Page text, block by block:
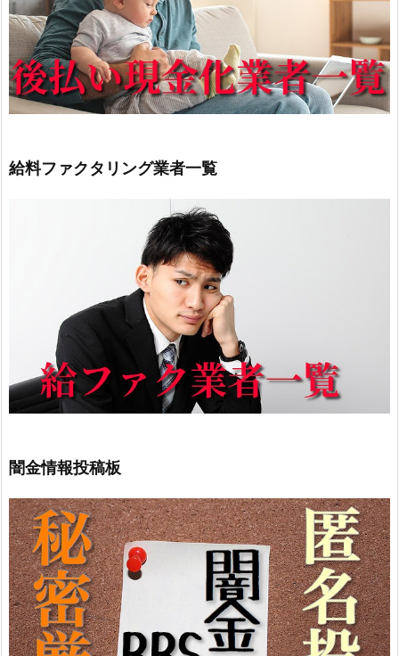
給料ファクタリング業者一覧
闇金情報投稿板